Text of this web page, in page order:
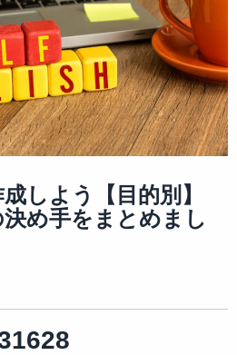
しよう【目的別】
め手をまとめまし